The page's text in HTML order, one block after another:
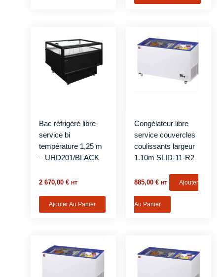
Bac réfrigéré libre-
service bi
température 1,25 m
– UHD201/BLACK
2 670,00 € HT
Ajouter Au Panier
Congélateur libre
service couvercles
coulissants largeur
1.10m SLID-11-R2
885,00 € HT Ajouter
Au Panier